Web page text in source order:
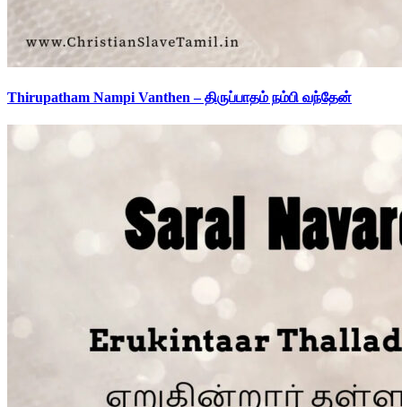
Thirupatham Nampi Vanthen – திருப்பாதம் நம்பி வந்தேன்